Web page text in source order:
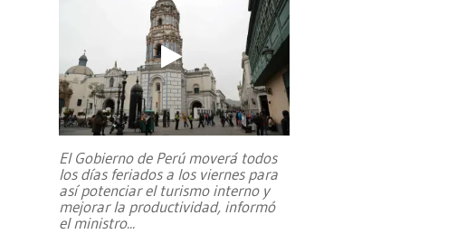
El Gobierno de Perú moverá todos
los días feriados a los viernes para
así potenciar el turismo interno y
mejorar la productividad, informó
el ministro...